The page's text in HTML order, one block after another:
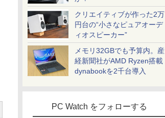
クリエイティブが作った2万
円台の“小さなピュアオーデ
ィオスピーカー”
メモリ32GBでも予算内。産
経新聞社がAMD Ryzen搭載
dynabookを2千台導入
PC Watch をフォローする